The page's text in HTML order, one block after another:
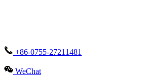
+86-0755-27211481
WeChat